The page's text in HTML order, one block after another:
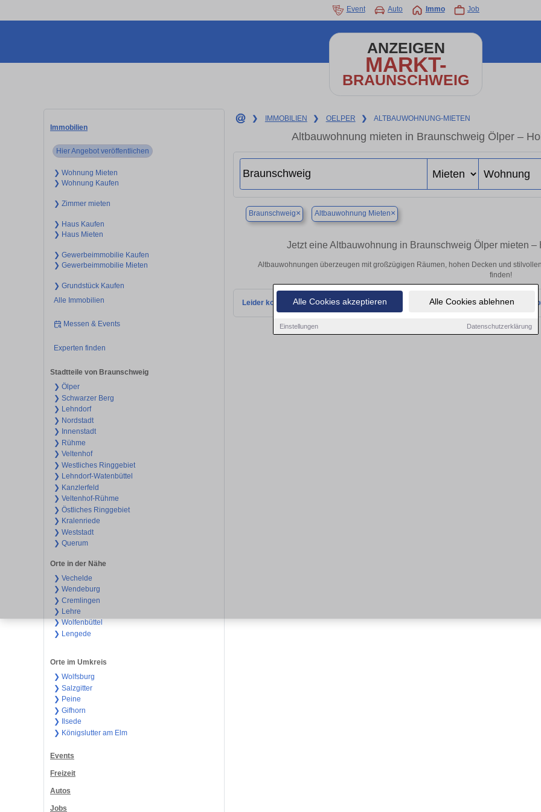
Alle Cookies akzeptieren Alle Cookies ablehnen
Einstellungen Datenschutzerklärung
Event Auto Immo Job
ANZEIGEN
MARKT-
BRAUNSCHWEIG
Immobilien
Hier Angebot veröffentlichen
❯ Wohnung Mieten
❯ Wohnung Kaufen
❯ Zimmer mieten
❯ Haus Kaufen
❯ Haus Mieten
❯ Gewerbeimmobilie Kaufen
❯ Gewerbeimmobilie Mieten
❯ Grundstück Kaufen
Alle Immobilien
Messen & Events
Experten finden
Stadtteile von Braunschweig
❯ Ölper
❯ Schwarzer Berg
❯ Lehndorf
❯ Nordstadt
❯ Innenstadt
❯ Rühme
❯ Veltenhof
❯ Westliches Ringgebiet
❯ Lehndorf-Watenbüttel
❯ Kanzlerfeld
❯ Veltenhof-Rühme
❯ Östliches Ringgebiet
❯ Kralenriede
❯ Weststadt
❯ Querum
Orte in der Nähe
❯ Vechelde
❯ Wendeburg
❯ Cremlingen
❯ Lehre
❯ Wolfenbüttel
❯ Lengede
Orte im Umkreis
❯ Wolfsburg
❯ Salzgitter
❯ Peine
❯ Gifhorn
❯ Ilsede
❯ Königslutter am Elm
Events
Freizeit
Autos
Jobs
❯ IMMOBILIEN ❯ OELPER ❯ ALTBAUWOHNUNG-MIETEN
Altbauwohnung mieten in Braunschweig Ölper –
Braunschweig× Altbauwohnung Mieten×
Jetzt eine Altbauwohnung in Braunschweig Ölper mieten
Altbauwohnungen überzeugen mit großzügigen Räumen, hohen Decken und
finden!
Leider konnten wir derzeit keine passenden Objekte finden. Schauen Sie bald wieder